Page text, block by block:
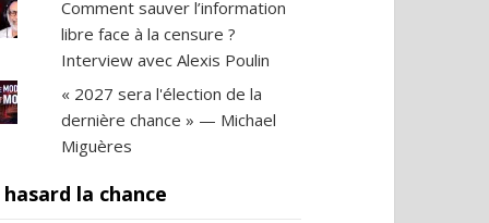
homme au bout du
Comment sauver l’information
libre face à la censure ?
Interview avec Alexis Poulin
« 2027 sera l'élection de la
dernière chance » — Michael
Miguères
hasard la chance